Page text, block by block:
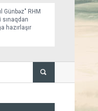
Günbəz" RHM
hazırlaşır
ABŞ Ordusu PUA-lara